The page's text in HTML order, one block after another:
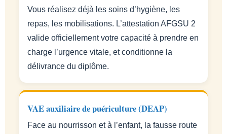
Vous réalisez déjà les soins d’hygiène, les
repas, les mobilisations. L’attestation AFGSU 2
valide officiellement votre capacité à prendre en
charge l’urgence vitale, et conditionne la
délivrance du diplôme.
VAE auxiliaire de puériculture (DEAP)
Face au nourrisson et à l’enfant, la fausse route